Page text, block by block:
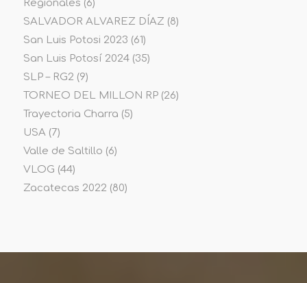
Regionales (6)
SALVADOR ALVAREZ DÍAZ (8)
San Luis Potosi 2023 (61)
San Luis Potosí 2024(35)
SLP – RG2 (9)
TORNEO DEL MILLON RP(26)
Trayectoria Charra (5)
USA(7)
Valle de Saltillo (6)
VLOG (44)
Zacatecas 2022 (80)